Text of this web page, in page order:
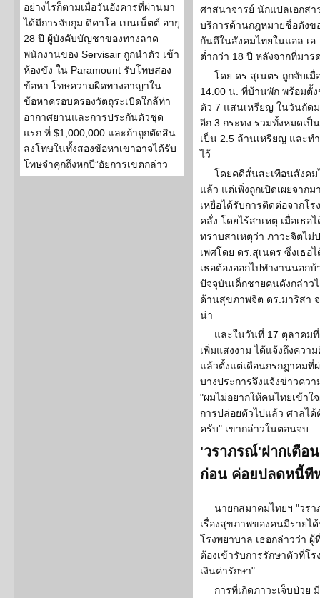
อย่างไรก็ตามเมื่อวันอังคารที่ผ่านมา
ได้มีการจับกุม ดิคาโล เบนเน็ตต์ อายุ
28 ปี ผู้บังคับบัญชาของทางลาด
พนักงานของ Servisair ถูกนำตัว เข้า
ห้องขัง ใน Paramount รับโทษสอง
ข้อหา โทษความผิดทางอาญาใน
ข้อหาครอบครองวัตถุระเบิดใกล้ท่า
อากาศยานและการประกันตัวชุด
แรก ที่ $1,000,000 และถ้าถูกตัดสิน
ลงโทษในทั้งสองข้อหาเขาอาจได้รับ
โทษจำคุกถึงหกปี”อัยการเขตกล่าว
ศาสนาจารย์ นักแปลเอกสา
บริการด้านกฎหมายชื่อดังข
กันดีในสังคมไทยในแอล.เอ
ต่ำกว่า 18 ปี หลังจากที่มา
โดย ดร.สุเนตร ถูกจับเ
14.00 น. ที่บ้านพัก พร้อมตั้
ตัว 7 แสนเหรียญ ในวันถัด
อีก 3 กระทง รวมทั้งหมดเป็
เป็น 2.5 ล้านเหรียญ และท
ไว้
โดยคดีสั่นสะเทือนสังคม
แล้ว แต่เพิ่งถูกเปิดเผยจาก
เหยื่อได้รับการติดต่อจากโ
คลั่ง โดยไร้สาเหตุ เมื่อเธ
ทราบสาเหตุว่า ภาวะจิตไม่
เพศโดย ดร.สุเนตร ซึ่งเธ
เธอต้องออกไปทำงานนอก
ปัจจุบันเด็กชายคนดังกล่าว
ด้านสุขภาพจิต ดร.มาริสา
น่า
และในวันที่ 17 ตุลาคม
เพิ่มแสงงาม ได้แจ้งถึงคว
แล้วตั้งแต่เดือนกรกฎาคมที่
บางประการจึงแจ้งข่าวคว
"ผมไม่อยากให้คนไทยเข้าใ
การปล่อยตัวไปแล้ว ศาลไ
ครับ" เขากล่าวในตอนจบ
'วราภรณ์'ฝากเตือ
ก่อน ค่อยปลดหนี้ที
นายกสมาคมไทยฯ "วร
เรื่องสุขภาพของคนมีรายไ
โรงพยาบาล เธอกล่าวว่า
ต้องเข้ารับการรักษาตัวที่โ
เงินค่ารักษา"
การที่เกิดภาวะเจ็บป่วย